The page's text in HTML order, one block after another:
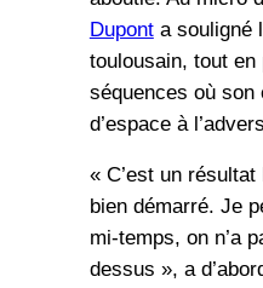
Duponta souligné
toulousain, tout en
séquences où son
d’espace à
« C’est un
bien démarré. Je
mi-temps, on n’a
dessus », a